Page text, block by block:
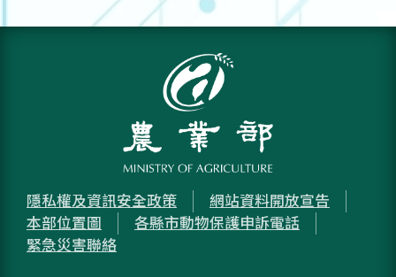
隱私權及資訊安全政策
網站資料開放宣告
本部位置圖
各縣市動物保護申訴電話
緊急災害聯絡